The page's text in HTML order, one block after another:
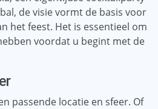
de visie vormt de basis voor
het feest. Het is essentieel om
voordat u begint met de
passende locatie en sfeer. Of